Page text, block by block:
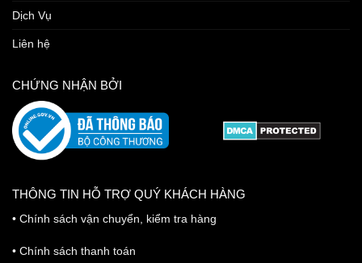
Dịch Vụ
Liên hệ
CHỨNG NHẬN BỞI
THÔNG TIN HỖ TRỢ QUÝ KHÁCH HÀNG
• Chính sách vận chuyển, kiểm tra hàng
• Chính sách thanh toán